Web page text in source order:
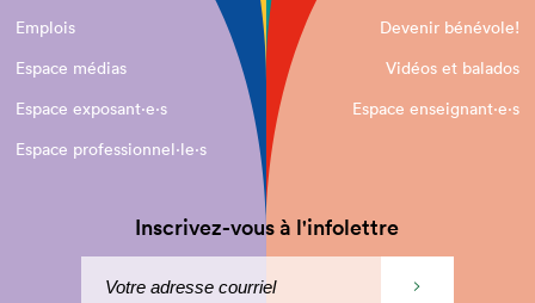
Emplois
Devenir bénévole!
Espace médias
Vidéos et balados
Espace exposant·e⋅s
Espace enseignant·e⋅s
Espace professionnel·le⋅s
Inscrivez-vous à l'infolettre